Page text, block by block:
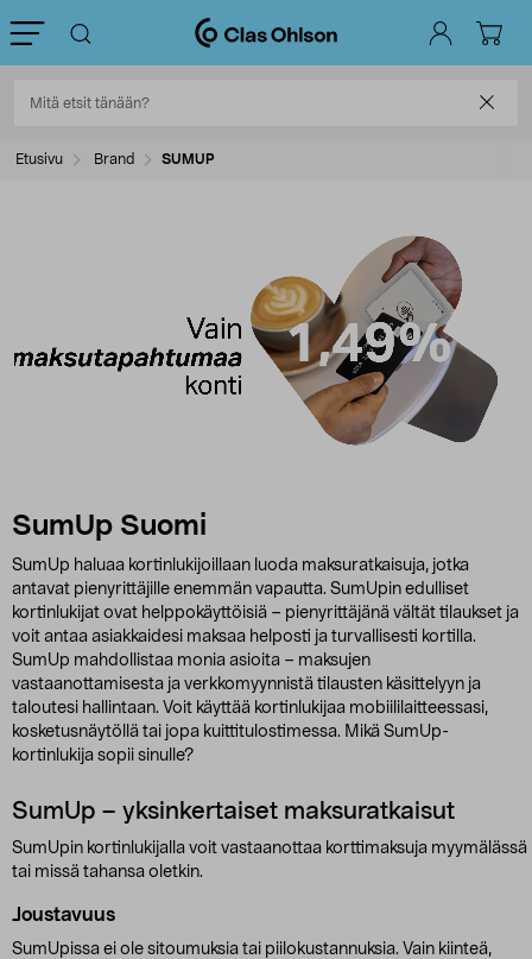
Etusivu Brand SUMUP
SumUp Suomi
SumUp haluaa kortinlukijoillaan luoda maksuratkaisuja, jotka
antavat pienyrittäjille enemmän vapautta. SumUpin edulliset
kortinlukijat ovat helppokäyttöisiä – pienyrittäjänä vältät tilaukset ja
voit antaa asiakkaidesi maksaa helposti ja turvallisesti kortilla.
SumUp mahdollistaa monia asioita – maksujen
vastaanottamisesta ja verkkomyynnistä tilausten käsittelyyn ja
taloutesi hallintaan. Voit käyttää kortinlukijaa mobiililaitteessasi,
kosketusnäytöllä tai jopa kuittitulostimessa. Mikä SumUp-
kortinlukija sopii sinulle?
SumUp – yksinkertaiset maksuratkaisut
SumUpin kortinlukijalla voit vastaanottaa korttimaksuja myymälässä
tai missä tahansa oletkin.
Joustavuus
SumUpissa ei ole sitoumuksia tai piilokustannuksia. Vain kiinteä,